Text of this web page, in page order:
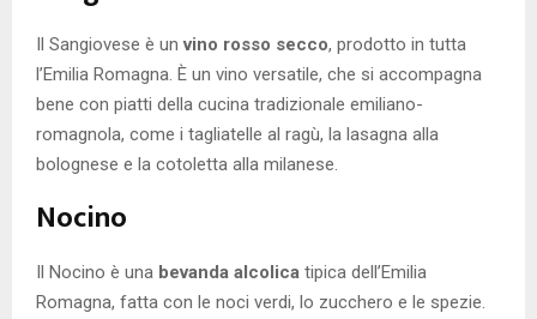
Il Sangiovese è unvino rosso secco, prodotto in tutta
l’Emilia Romagna. È un vino versatile, che si accompagna
bene con piatti della cucina tradizionale emiliano-
romagnola, come i tagliatelle al ragù, la lasagna alla
bolognese e la cotoletta alla milanese.
Nocino
Il Nocino è una bevanda alcolica tipica dell’Emilia
Romagna, fatta con le noci verdi, lo zucchero e le spezie.